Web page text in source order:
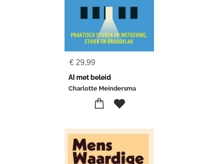
€ 29,99
AI met beleid
Charlotte Meindersma